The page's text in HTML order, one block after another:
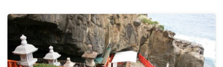
な
い
の
風
景